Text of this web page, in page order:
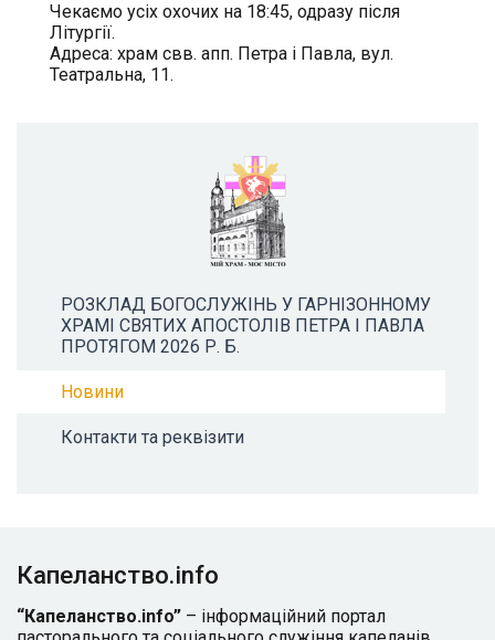
Чекаємо усіх охочих на 18:45, одразу після
Літургії.
Адреса: храм свв. апп. Петра і Павла, вул.
Театральна, 11.
РОЗКЛАД БОГОСЛУЖІНЬ У ГАРНІЗОННОМУ
ХРАМІ СВЯТИХ АПОСТОЛІВ ПЕТРА І ПАВЛА
ПРОТЯГОМ 2026 Р. Б.
Новини
Контакти та реквізити
Капеланство.info
“Капеланство.info” – інформаційний портал